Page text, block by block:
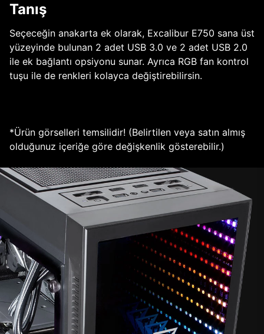
Tanış
Seçeceğin anakarta ek olarak, Excalibur E750 sana üst
yüzeyinde bulunan 2 adet USB 3.0 ve 2 adet USB 2.0
ile ek bağlantı opsiyonu sunar. Ayrıca RGB fan kontrol
tuşu ile de renkleri kolayca değiştirebilirsin.
*Ürün görselleri temsilidir! (Belirtilen veya satın almış
olduğunuz içeriğe göre değişkenlik gösterebilir.)